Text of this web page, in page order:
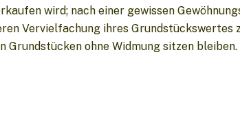
wird; nach einer gewissen
Vervielfachung ihres Grundstückswertes
Grundstücken ohne Widmung sitzen bleiben.